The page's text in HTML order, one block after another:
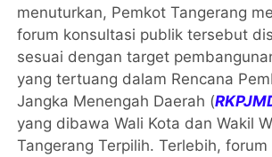
menuturkan, Pemkot Tangerang
forum konsultasi publik tersebut
sesuai dengan target
yang tertuang dalam Rencana
Jangka Menengah Daerah (
yang dibawa Wali Kota dan Wakil
Tangerang Terpilih. Terlebih,